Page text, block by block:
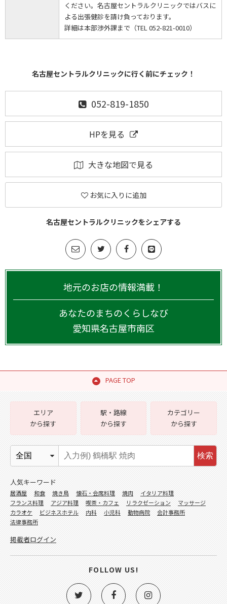
ください。名古屋セントラルクリニックではバスに
よる出張健診を請け負っております。
詳細は本部渉外課まで（TEL 052-821-0010）
名古屋セントラルクリニックに行く前にチェック！
052-819-1850
HPを見る
大きな地図で見る
お気に入りに追加
名古屋セントラルクリニックをシェアする
地元のお店の情報満載！
あなたのまちのくらしなび
愛知県名古屋市南区
PAGE TOP
エリア
から探す
駅・路線
から探す
カテゴリー
から探す
検索
人気キーワード
居酒屋 和食 焼き鳥 懐石・会席料理 焼肉
イタリア料理
フランス料理
アジア料理 喫茶・カフェ リラクゼーション
マッサージ
カラオケ
ビジネスホテル 内科 小児科 動物病院
会計事務所
法律事務所
掲載者ログイン
FOLLOW US!